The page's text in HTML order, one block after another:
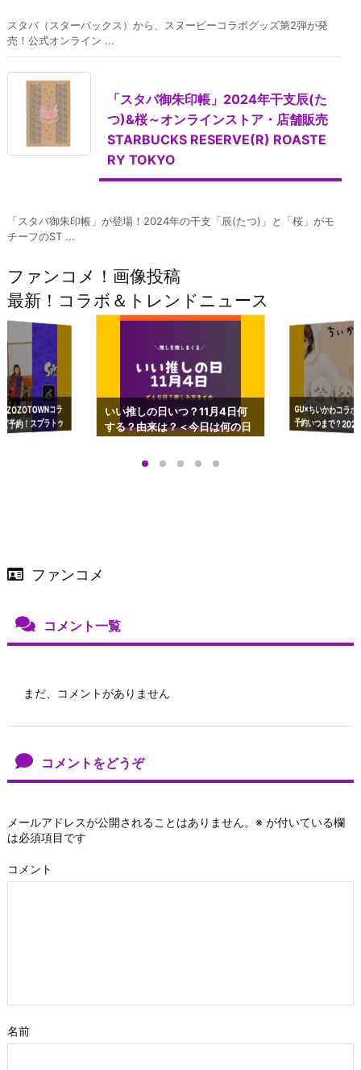
スタバ（スターバックス）から、スヌーピーコラボグッズ第2弾が発
売！公式オンライン ...
「スタバ御朱印帳」2024年干支辰(た
つ)&桜～オンラインストア・店舗販売
STARBUCKS RESERVE(R) ROASTE
RY TOKYO
「スタバ御朱印帳」が登場！2024年の干支「辰(たつ)」と「桜」がモ
チーフのST ...
ファンコメ！画像投稿
最新！コラボ＆トレンドニュース
コラ
予約！スプラトゥ
ップも渋谷Hz
いい推しの日いつ？11月4日何
する？由来は？＜今日は何の日
GU×ちいかわコラ
予約いつまで？
ーチやショルダー
ファンコメ
コメント一覧
まだ、コメントがありません
コメントをどうぞ
メールアドレスが公開されることはありません。 ※ が付いている欄
は必須項目です
コメント
名前